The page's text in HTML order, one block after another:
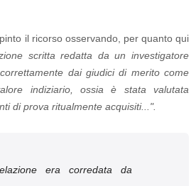
il ricorso osservando, per quanto qui
scritta redatta da un investigatore
dai giudici di merito come
indiziario, ossia è stata valutata
di prova ritualmente acquisiti...".
era corredata da